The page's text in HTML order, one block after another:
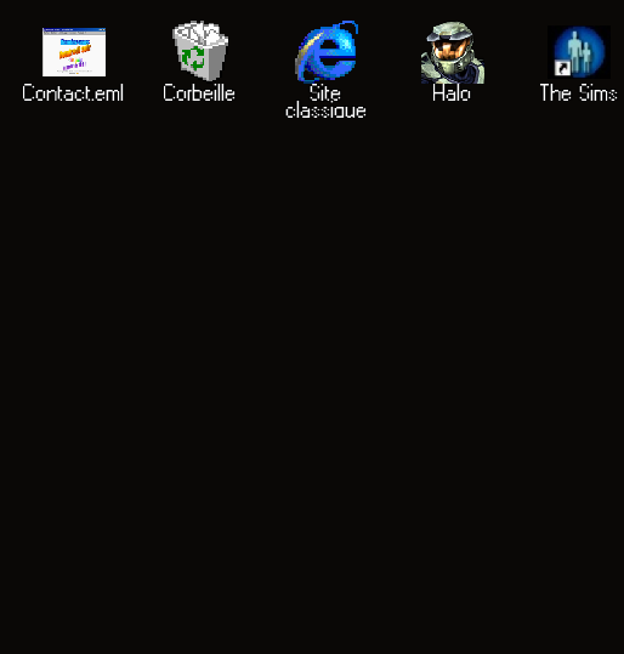
Contact.eml Corbeille Site
classique
Halo The Sims